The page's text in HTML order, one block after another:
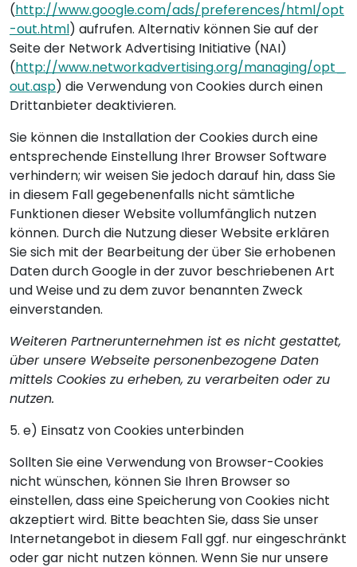
(http://www.google.com/ads/preferences/html/opt
-out.html) aufrufen. Alternativ können Sie auf der
Seite der Network Advertising Initiative (NAI)
(http://www.networkadvertising.org/managing/opt_
out.asp) die Verwendung von Cookies durch einen
Drittanbieter deaktivieren.
Sie können die Installation der Cookies durch eine
entsprechende Einstellung Ihrer Browser Software
verhindern; wir weisen Sie jedoch darauf hin, dass Sie
in diesem Fall gegebenenfalls nicht sämtliche
Funktionen dieser Website vollumfänglich nutzen
können. Durch die Nutzung dieser Website erklären
Sie sich mit der Bearbeitung der über Sie erhobenen
Daten durch Google in der zuvor beschriebenen Art
und Weise und zu dem zuvor benannten Zweck
einverstanden.
Weiteren Partnerunternehmen ist es nicht gestattet,
über unsere Webseite personenbezogene Daten
mittels Cookies zu erheben, zu verarbeiten oder zu
nutzen.
5. e) Einsatz von Cookies unterbinden
Sollten Sie eine Verwendung von Browser-Cookies
nicht wünschen, können Sie Ihren Browser so
einstellen, dass eine Speicherung von Cookies nicht
akzeptiert wird. Bitte beachten Sie, dass Sie unser
Internetangebot in diesem Fall ggf. nur eingeschränkt
oder gar nicht nutzen können. Wenn Sie nur unsere